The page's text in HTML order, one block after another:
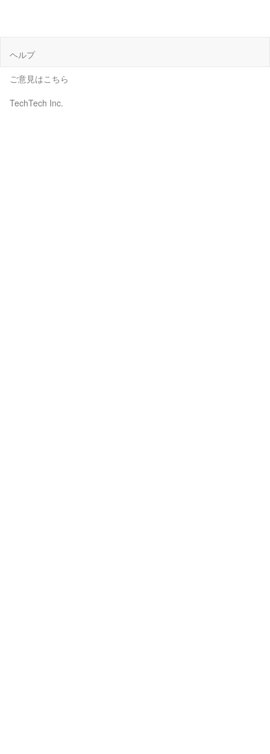
ヘルプ
ご意見はこちら
TechTech Inc.